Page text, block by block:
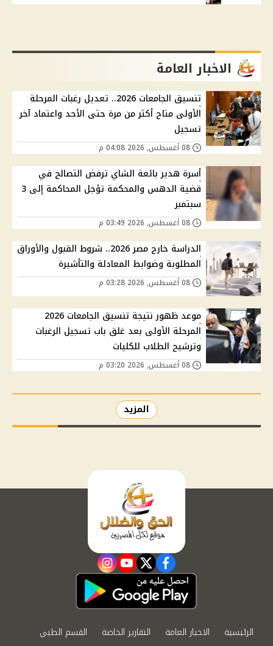
الاخبار العامة
تنسيق الجامعات 2026.. تعديل رغبات المرحلة
الأولى متاح أكثر من مرة حتى الأحد واعتماد آخر
تسجيل
أسرة هدير بائعة الشاي ترفض التصالح في
قضية الدهس والمحكمة تؤجل المحاكمة إلى 3
سبتمبر
الدراسة خارج مصر 2026.. شروط القبول والأوراق
المطلوبة وضوابط المعادلة والتأشيرة
موعد ظهور نتيجة تنسيق الجامعات 2026
المرحلة الأولى بعد غلق باب تسجيل الرغبات
وترشيح الطلاب للكليات
المزيد
facebook
twitter
youtube
instagram
الرئيسية الاخبار العامة التقارير الخاصة
القسم الطبي